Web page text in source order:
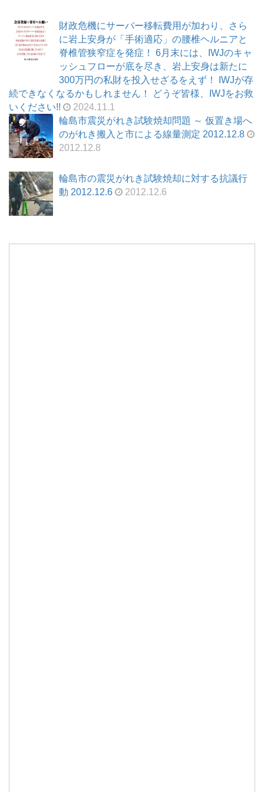
財政危機にサーバー移転費用が加わり、さら
に岩上安身が「手術適応」の腰椎ヘルニアと
脊椎管狭窄症を発症！ 6月末には、IWJのキャ
ッシュフローが底を尽き、岩上安身は新たに
300万円の私財を投入せざるをえず！ IWJが存
続できなくなるかもしれません！ どうぞ皆様、IWJをお救
いください!!
2024.11.1
輪島市震災がれき試験焼却問題 ～ 仮置き場へ
のがれき搬入と市による線量測定 2012.12.8
2012.12.8
輪島市の震災がれき試験焼却に対する抗議行
動 2012.12.6
2012.12.6